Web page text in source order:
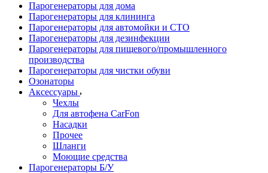
Парогенераторы для дома
Парогенераторы для клининга
Парогенераторы для автомойки и СТО
Парогенераторы для дезинфекции
Парогенераторы для пищевого/промышленного
производства
Парогенераторы для чистки обуви
Озонаторы
Аксессуары
Чехлы
Для автофена CarFon
Насадки
Прочее
Шланги
Моющие средства
Парогенераторы Б/У